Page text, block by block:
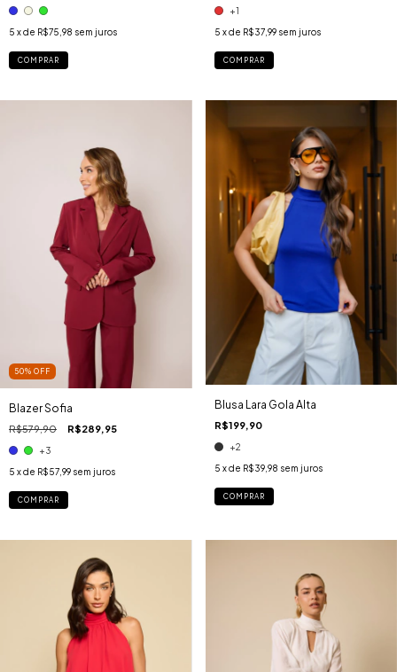
5 x de R$75,98 sem juros
COMPRAR
+1
5 x de R$37,99 sem juros
COMPRAR
50% OFF
Blazer Sofia
R$579,90 R$289,95
+3
5 x de R$57,99 sem juros
COMPRAR
Blusa Lara Gola Alta
R$199,90
+2
5 x de R$39,98 sem juros
COMPRAR